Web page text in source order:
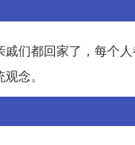
们都回家了，每个
念。